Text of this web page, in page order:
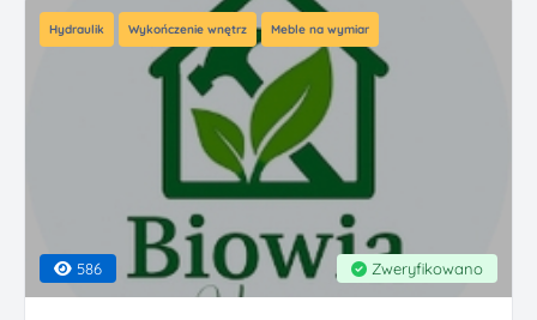
Hydraulik Wykończenie wnętrz Meble na wymiar
Zweryfikowano
586